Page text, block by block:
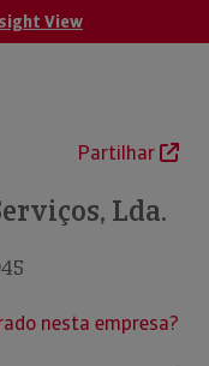
View
Partilhar
Lda.
nesta empresa?